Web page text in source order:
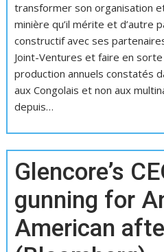
transformer son organisation
minière qu’il mérite et d’autre
constructif avec ses
Joint-Ventures et faire en
production annuels constatés
aux Congolais et non aux
depuis…
Glencore’s
gunning for
American